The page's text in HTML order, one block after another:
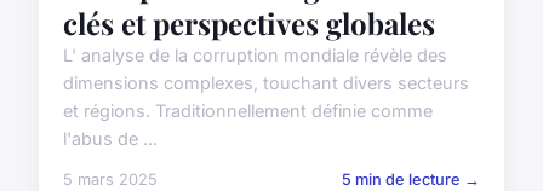
clés et perspectives globales
L' analyse de la corruption mondiale révèle des
dimensions complexes, touchant divers secteurs
et régions. Traditionnellement définie comme
l'abus de ...
5 mars 2025 5 min de lecture →